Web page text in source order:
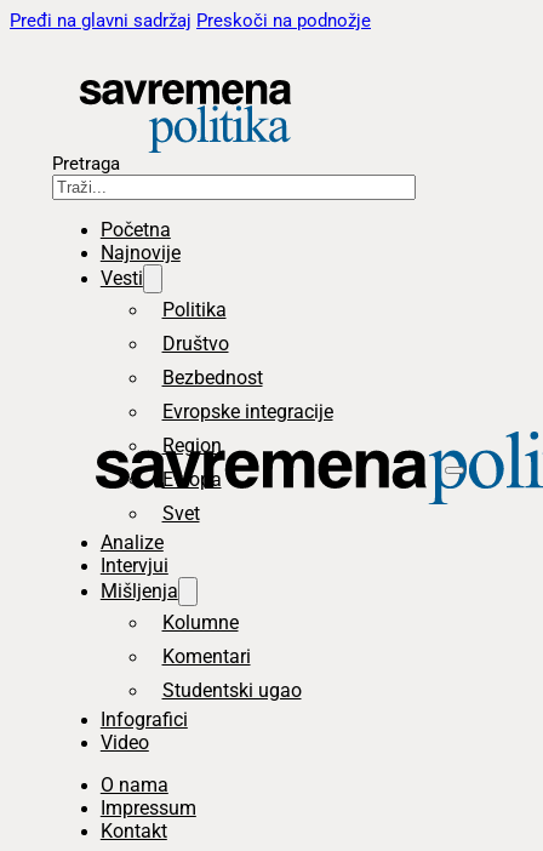
Pređi na glavni sadržaj Preskoči na podnožje
Pretraga
Početna
Najnovije
Vesti
Politika
Društvo
Bezbednost
Evropske integracije
Region
Evropa
Svet
Analize
Intervjui
Mišljenja
Kolumne
Komentari
Studentski ugao
Infografici
Video
O nama
Impressum
Kontakt